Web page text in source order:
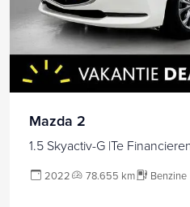
Mazda 2
1.5 Skyactiv-G |Te
2022 78.655 km Benzine